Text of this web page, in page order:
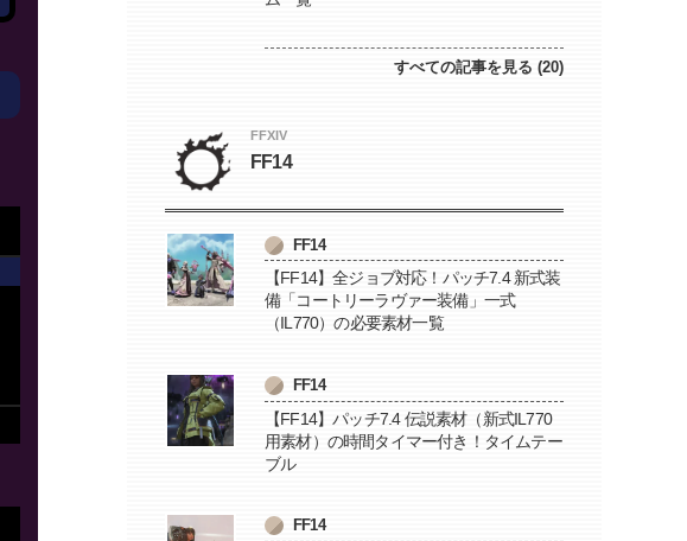
すべての記事を見る (20)
FFXIV
FF14
FF14
【FF14】全ジョブ対応！パッチ7.4 新式装
備「コートリーラヴァー装備」一式
（IL770）の必要素材一覧
FF14
【FF14】パッチ7.4 伝説素材（新式IL770
用素材）の時間タイマー付き！タイムテー
ブル
FF14